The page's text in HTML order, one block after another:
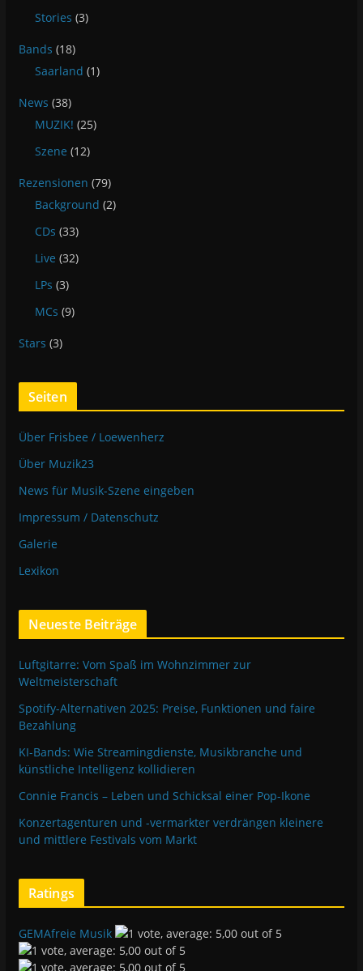
Stories (3)
Bands (18)
Saarland (1)
News (38)
MUZIK! (25)
Szene (12)
Rezensionen (79)
Background (2)
CDs (33)
Live (32)
LPs (3)
MCs (9)
Stars (3)
Seiten
Über Frisbee / Loewenherz
Über Muzik23
News für Musik-Szene eingeben
Impressum / Datenschutz
Galerie
Lexikon
Neueste Beiträge
Luftgitarre: Vom Spaß im Wohnzimmer zur
Weltmeisterschaft
Spotify-Alternativen 2025: Preise, Funktionen und faire
Bezahlung
KI-Bands: Wie Streamingdienste, Musikbranche und
künstliche Intelligenz kollidieren
Connie Francis – Leben und Schicksal einer Pop-Ikone
Konzertagenturen und -vermarkter verdrängen kleinere
und mittlere Festivals vom Markt
Ratings
GEMAfreie Musik